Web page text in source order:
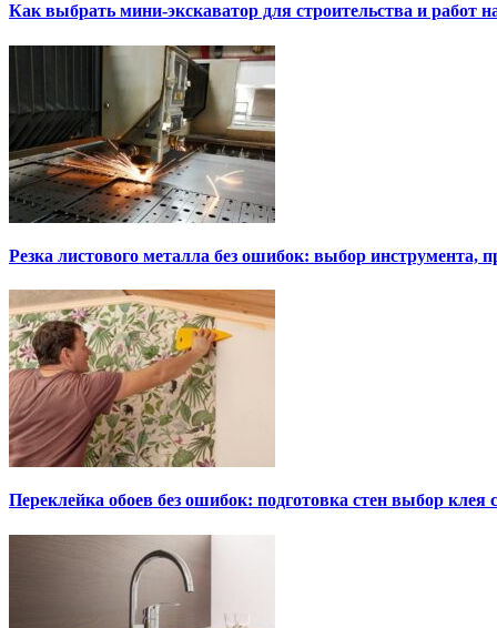
Как выбрать мини-экскаватор для строительства и работ
Резка листового металла без ошибок: выбор инструмента,
Переклейка обоев без ошибок: подготовка стен выбор клея